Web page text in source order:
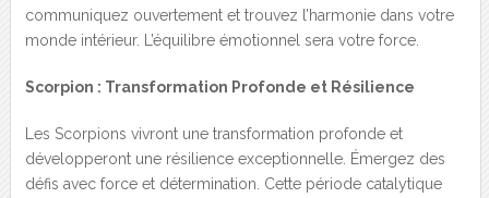
communiquez ouvertement et trouvez l’harmonie dans votre
monde intérieur. L’équilibre émotionnel sera votre force.
Scorpion : Transformation Profonde et Résilience
Les Scorpions vivront une transformation profonde et
développeront une résilience exceptionnelle. Émergez des
défis avec force et détermination. Cette période catalytique